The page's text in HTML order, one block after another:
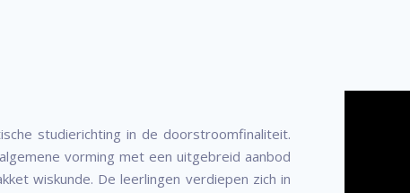
studierichting in de doorstroomfinaliteit.
vorming met een uitgebreid aanbod
wiskunde. De leerlingen verdiepen zich in